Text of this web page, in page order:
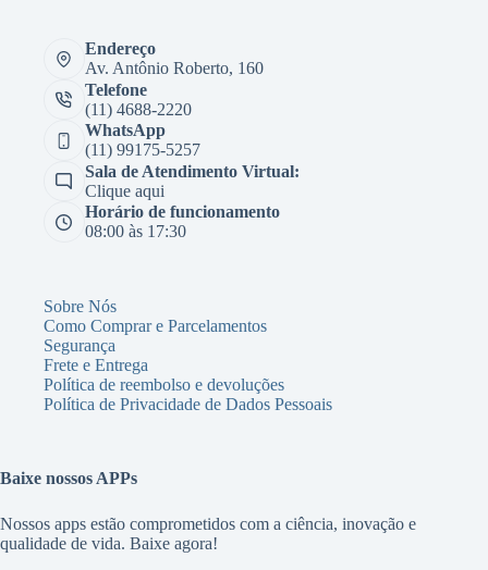
Endereço
Av. Antônio Roberto, 160
Telefone
(11) 4688-2220
WhatsApp
(11) 99175-5257
Sala de Atendimento Virtual:
Clique aqui
Horário de funcionamento
08:00 às 17:30
Sobre Nós
Como Comprar e Parcelamentos
Segurança
Frete e Entrega
Política de reembolso e devoluções
Política de Privacidade de Dados Pessoais
Baixe nossos APPs
Nossos apps estão comprometidos com a ciência, inovação e
qualidade de vida. Baixe agora!